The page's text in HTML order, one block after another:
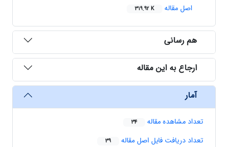
اصل مقاله
319.92 K
هم رسانی
ارجاع به این مقاله
آمار
تعداد مشاهده مقاله 34
تعداد دریافت فایل اصل مقاله 39